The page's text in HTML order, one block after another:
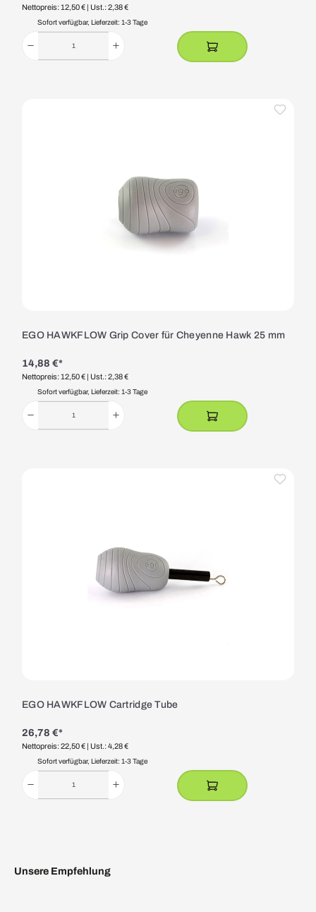
Nettopreis: 12,50 € | Ust.: 2,38 €
Sofort verfügbar, Lieferzeit: 1-3 Tage
EGO HAWKFLOW Grip Cover für Cheyenne Hawk 25 mm
14,88 €*
Nettopreis: 12,50 € | Ust.: 2,38 €
Sofort verfügbar, Lieferzeit: 1-3 Tage
EGO HAWKFLOW Cartridge Tube
26,78 €*
Nettopreis: 22,50 € | Ust.: 4,28 €
Sofort verfügbar, Lieferzeit: 1-3 Tage
Unsere Empfehlung